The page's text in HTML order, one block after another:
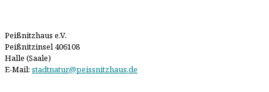
Peißnitzhaus e.V.
Peißnitzinsel 406108
Halle (Saale)
E-Mail: stadtnatur@peissnitzhaus.de